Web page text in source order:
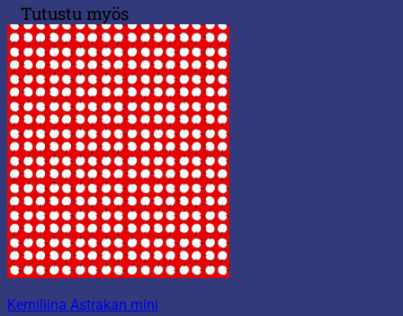
Tutustu myös
Kerniliina Astrakan mini